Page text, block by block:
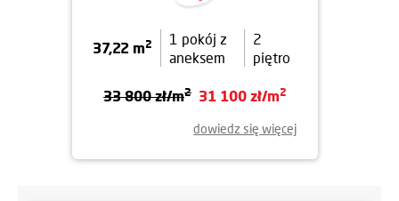
37,22 m2
1 pokój z
aneksem
2
piętro
33 800 zł/m2 31 100 zł/m2
dowiedz się więcej